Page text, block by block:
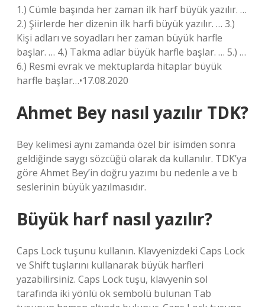
1.) Cümle başında her zaman ilk harf büyük yazılır. …
2.) Şiirlerde her dizenin ilk harfi büyük yazılır. … 3.)
Kişi adları ve soyadları her zaman büyük harfle
başlar. … 4.) Takma adlar büyük harfle başlar. … 5.) …
6.) Resmi evrak ve mektuplarda hitaplar büyük
harfle başlar…•17.08.2020
Ahmet Bey nasıl yazılır TDK?
Bey kelimesi aynı zamanda özel bir isimden sonra
geldiğinde saygı sözcüğü olarak da kullanılır. TDK’ya
göre Ahmet Bey’in doğru yazımı bu nedenle a ve b
seslerinin büyük yazılmasıdır.
Büyük harf nasıl yazılır?
Caps Lock tuşunu kullanın. Klavyenizdeki Caps Lock
ve Shift tuşlarını kullanarak büyük harfleri
yazabilirsiniz. Caps Lock tuşu, klavyenin sol
tarafında iki yönlü ok sembolü bulunan Tab